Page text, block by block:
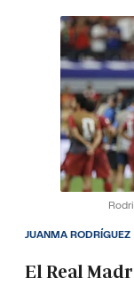
El Real
JUANMA RODRÍGUEZ